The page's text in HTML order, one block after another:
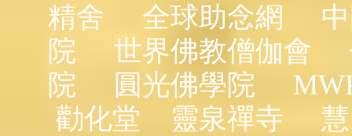
精舍
全球助念網
院
世界佛教僧伽會
院
圓光佛學院
勸化堂
靈泉禪寺